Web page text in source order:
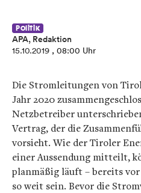
Politik
APA, Redaktion
15.10.2019 , 08:00 Uhr
Die Stromleitungen von
Jahr 2020
Netzbetreiber
Vertrag, der die
vorsieht. Wie der Tiroler
einer Aussendung mitteilt,
planmäßig läuft – bereits
so weit sein. Bevor die